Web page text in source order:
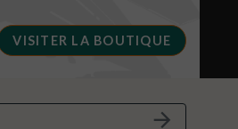
VISITER LA BOUTIQUE